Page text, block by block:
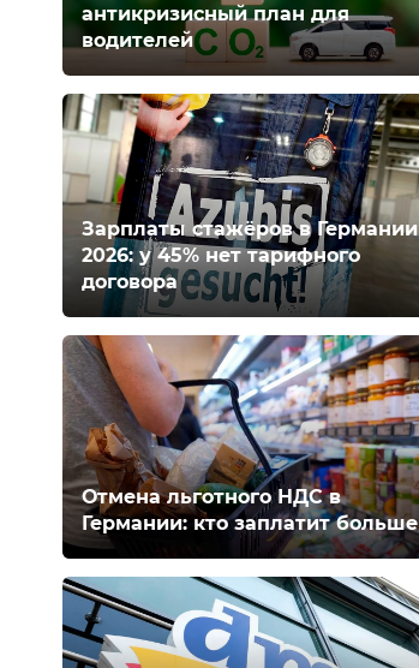
антикризисный план для
водителей
Зарплаты стажёров в Германии
2026: у 45% нет тарифного
договора
Отмена льготного НДС в
Германии: кто заплатит больше